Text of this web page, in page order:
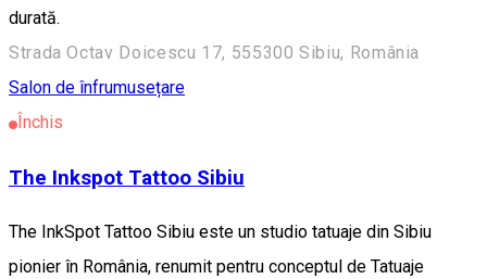
durată.
Strada Octav Doicescu 17, 555300 Sibiu, România
Salon de înfrumusețare
Închis
The Inkspot Tattoo Sibiu
The InkSpot Tattoo Sibiu este un studio tatuaje din Sibiu
pionier în România, renumit pentru conceptul de Tatuaje